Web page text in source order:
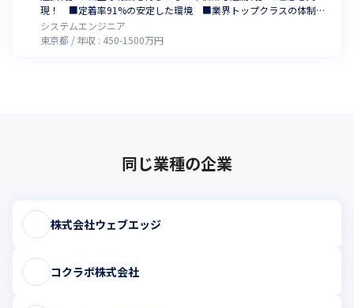
現！ ■定着率91%の安定した環境 ■業界トップクラスの体制参
画割合 ■大手企業・直取引中心 ■2025年ベストベンチャー100
選出の成長企業 ■ホワイト認定企業取得 ■設立6年で728名超
システムエンジニア
東京都
年収 : 450-1500万円
同じ業種の企業
株式会社ウェブエッジ
コクラボ株式会社